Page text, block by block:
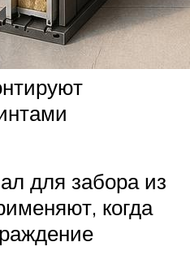
для забора из
когда